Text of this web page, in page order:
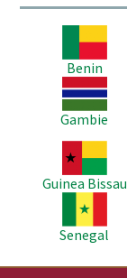
Benin
Image
Gambie
Image
Guinea Bissau
Senegal